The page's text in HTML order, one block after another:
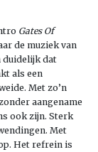
Gates Of
de muziek van
duidelijk dat
als een
Met zo’n
aangename
ook zijn. Sterk
Met
Het refrein is